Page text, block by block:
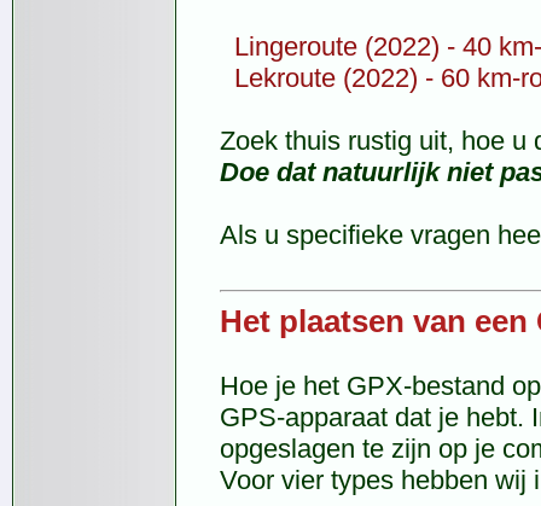
Lingeroute (2022) - 40
Lekroute (2022) - 60 km-
Zoek thuis rustig uit, hoe u
Doe dat natuurlijk niet
Als u specifieke vragen
Het plaatsen van
Hoe je het GPX-bestand
GPS-apparaat dat je hebt.
opgeslagen te zijn op je
Voor vier types hebben wij